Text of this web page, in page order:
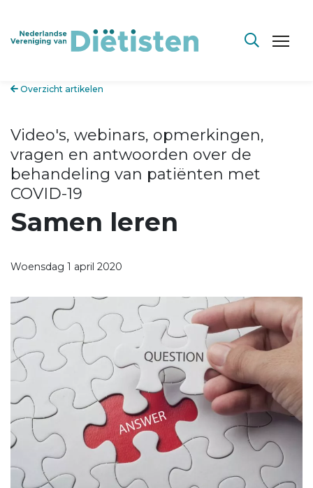
Overzicht artikelen
Video's, webinars, opmerkingen,
vragen en antwoorden over de
behandeling van patiënten met
COVID-19
Samen leren
Woensdag 1 april 2020